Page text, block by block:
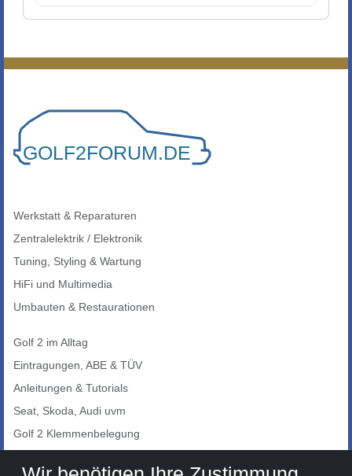
Werkstatt & Reparaturen
Zentralelektrik / Elektronik
Tuning, Styling & Wartung
HiFi und Multimedia
Umbauten & Restaurationen
Golf 2 im Alltag
Eintragungen, ABE & TÜV
Anleitungen & Tutorials
Seat, Skoda, Audi uvm
Golf 2 Klemmenbelegung
Auto-Showroom